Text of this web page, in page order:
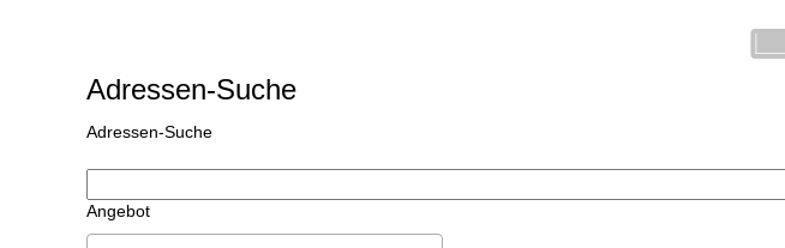
Adressen-Suche
Adressen-Suche
Angebot